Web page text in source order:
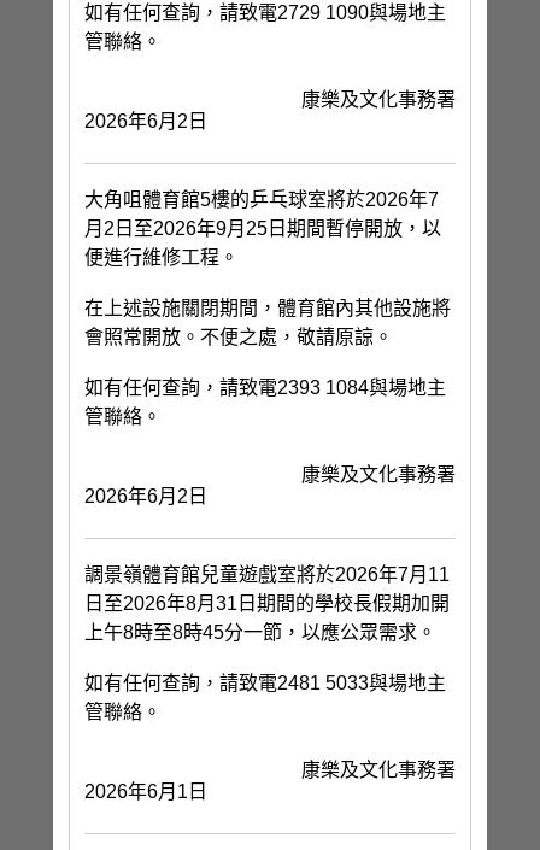
如有任何查詢，請致電2729 1090與場地主
管聯絡。
康樂及文化事務署
2026年6月2日
大角咀體育館5樓的乒乓球室將於2026年7
月2日至2026年9月25日期間暫停開放，以
便進行維修工程。
在上述設施關閉期間，體育館內其他設施將
會照常開放。不便之處，敬請原諒。
如有任何查詢，請致電2393 1084與場地主
管聯絡。
康樂及文化事務署
2026年6月2日
調景嶺體育館兒童遊戲室將於2026年7月11
日至2026年8月31日期間的學校長假期加開
上午8時至8時45分一節，以應公眾需求。
如有任何查詢，請致電2481 5033與場地主
管聯絡。
康樂及文化事務署
2026年6月1日